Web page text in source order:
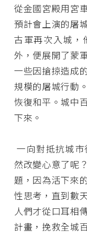
從金國宮殿用宮
預計會上演的屠
古軍再次入城，
外，便展開了蒙
一些因搶掠造成
規模的屠城行動
恢復和平。城中
下來。
一向對抵抗城
然改變心意了呢
題，因為活下來
性思考，直到數
人們才從口耳相
計畫，挽救全城